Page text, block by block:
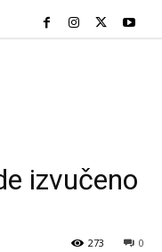
izvučeno
0
273